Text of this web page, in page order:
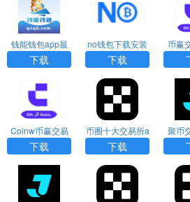
钱能钱包app最
新版本下载
下载
no钱包下载安装
最新版本
下载
币赢
官网
Coinw币赢交易
所官网下载
下载
币圈十大交易所a
pp下载
下载
聚币